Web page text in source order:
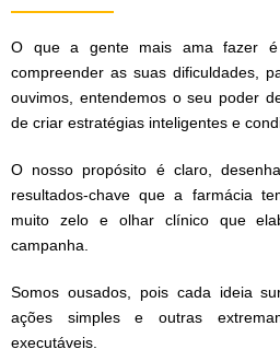
O que a gente mais ama fazer
compreender as suas dificuldades,
ouvimos, entendemos o seu poder
de criar estratégias inteligentes e
O nosso propósito é claro,
resultados-chave que a farmácia
muito zelo e olhar clínico que
campanha.
Somos ousados, pois cada ideia
ações simples e outras
executáveis.